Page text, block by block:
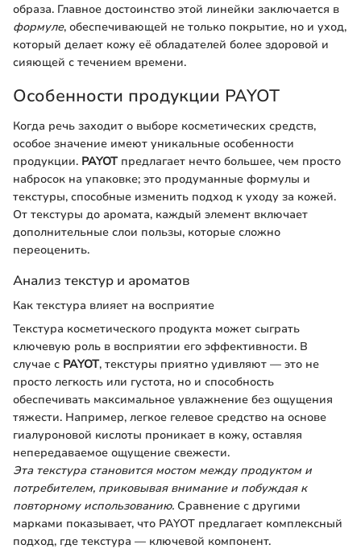
образа. Главное достоинство этой линейки заключается в
формуле, обеспечивающей не только покрытие, но и уход,
который делает кожу её обладателей более здоровой и
сияющей с течением времени.
Особенности продукции PAYOT
Когда речь заходит о выборе косметических средств,
особое значение имеют уникальные особенности
продукции. PAYOTпредлагает нечто большее, чем просто
набросок на упаковке; это продуманные формулы и
текстуры, способные изменить подход к уходу за кожей.
От текстуры до аромата, каждый элемент включает
дополнительные слои пользы, которые сложно
переоценить.
Анализ текстур и ароматов
Как текстура влияет на восприятие
Текстура косметического продукта может сыграть
ключевую роль в восприятии его эффективности. В
случае с PAYOT, текстуры приятно удивляют — это не
просто легкость или густота, но и способность
обеспечивать максимальное увлажнение без ощущения
тяжести. Например, легкое гелевое средство на основе
гиалуроновой кислоты проникает в кожу, оставляя
непередаваемое ощущение свежести.
Эта текстура становится мостом между продуктом и
потребителем, приковывая внимание и побуждая к
повторному использованию. Сравнение с другими
марками показывает, что PAYOT предлагает комплексный
подход, где текстура — ключевой компонент.